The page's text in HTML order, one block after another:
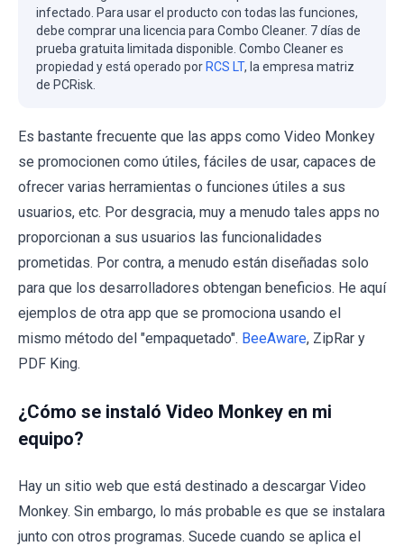
infectado. Para usar el producto con todas las funciones,
debe comprar una licencia para Combo Cleaner. 7 días de
prueba gratuita limitada disponible. Combo Cleaner es
propiedad y está operado por RCS LT, la empresa matriz
de PCRisk.
Es bastante frecuente que las apps como Video Monkey
se promocionen como útiles, fáciles de usar, capaces de
ofrecer varias herramientas o funciones útiles a sus
usuarios, etc. Por desgracia, muy a menudo tales apps no
proporcionan a sus usuarios las funcionalidades
prometidas. Por contra, a menudo están diseñadas solo
para que los desarrolladores obtengan beneficios. He aquí
ejemplos de otra app que se promociona usando el
mismo método del "empaquetado". BeeAware, ZipRar y
PDF King.
¿Cómo se instaló Video Monkey en mi
equipo?
Hay un sitio web que está destinado a descargar Video
Monkey. Sin embargo, lo más probable es que se instalara
junto con otros programas. Sucede cuando se aplica el